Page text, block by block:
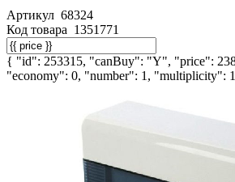
Артикул 68324
Код товара 1351771
{ "id": 253315, "canBuy": "Y", "price":
"economy": 0, "number": 1, "multiplicity":